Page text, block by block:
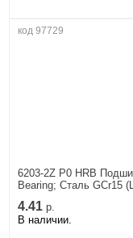
код 97729
6203-2Z P0 HRB
Bearing; Сталь GCr15
4.41р.
В наличии.